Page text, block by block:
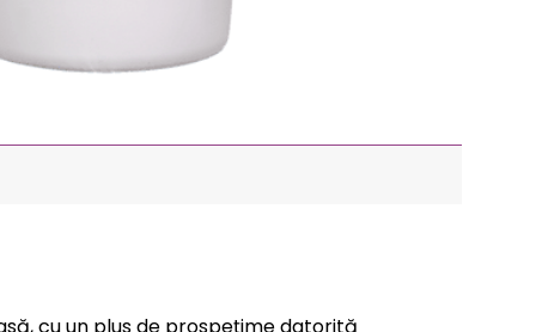
cu un plus de prospețime datorită